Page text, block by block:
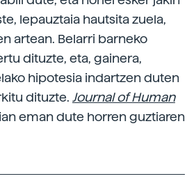
lepauztaia hautsita zuela,
artean. Belarri barneko
dituzte, eta, gainera,
hipotesia indartzen duten
dituzte. Journal of Human
eman dute horren guztiaren